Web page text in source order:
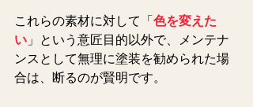
これらの素材に対して「色を変えた
い 」という意匠目的以外で、メンテナ
ンスとして無理に塗装を勧められた場
合は、断るのが賢明です。